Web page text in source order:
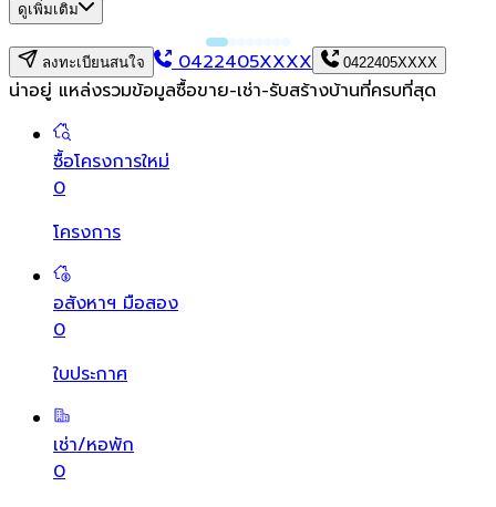
ดูเพิ่มเติม
ลงทะเบียนสนใจ 0422405XXXX 0422405XXXX
น่าอยู่ แหล่งรวมข้อมูลซื้อขาย-เช่า-รับสร้างบ้านที่ครบที่สุด
ซื้อโครงการใหม่
0
โครงการ
อสังหาฯ มือสอง
0
ใบประกาศ
เช่า/หอพัก
0